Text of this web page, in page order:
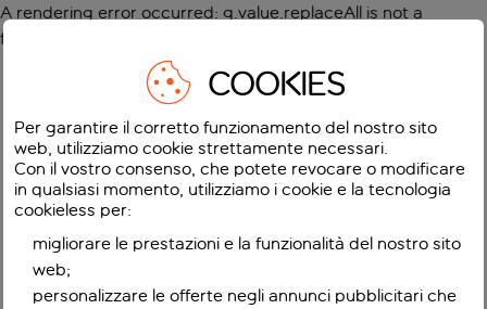
A rendering error occurred: g.value.replaceAll is not a
function
COOKIES
Per garantire il corretto funzionamento del nostro sito
web, utilizziamo cookie strettamente necessari.
Con il vostro consenso, che potete revocare o modificare
in qualsiasi momento, utilizziamo i cookie e la tecnologia
cookieless per:
migliorare le prestazioni e la funzionalità del nostro sito
web;
personalizzare le offerte negli annunci pubblicitari che